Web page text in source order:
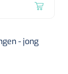
- jong